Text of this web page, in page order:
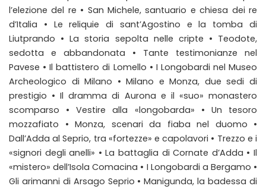
l’elezione del re • San Michele, santuario e chiesa dei re
d’Italia • Le reliquie di sant’Agostino e la tomba di
Liutprando • La storia sepolta nelle cripte • Teodote,
sedotta e abbandonata • Tante testimonianze nel
Pavese • Il battistero di Lomello • I Longobardi nel Museo
Archeologico di Milano • Milano e Monza, due sedi di
prestigio • Il dramma di Aurona e il «suo» monastero
scomparso • Vestire alla «longobarda» • Un tesoro
mozzafiato • Monza, scenari da fiaba nel duomo •
Dall’Adda al Seprio, tra «fortezze» e capolavori • Trezzo e i
«signori degli anelli» • La battaglia di Cornate d’Adda • Il
«mistero» dell’Isola Comacina • I Longobardi a Bergamo •
Gli arimanni di Arsago Seprio • Manigunda, la badessa di